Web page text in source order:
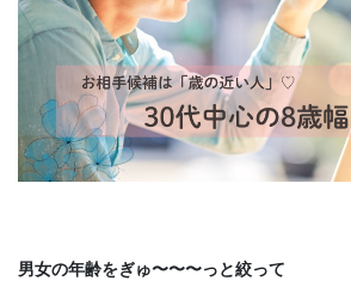
男女の年齢をぎゅ〜〜〜っと絞って